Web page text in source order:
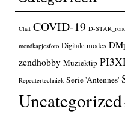
Chat COVID-19 D-
mondkapjesfoto Digitale modes
zendhobby Muziektip
Repeatertechniek Serie 'Antennes'
Uncategorized